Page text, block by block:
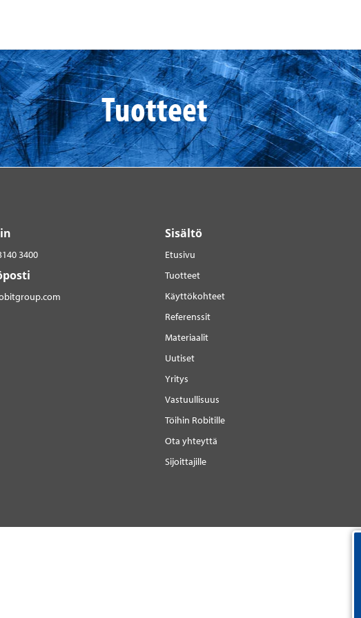
Tuotteet
3400
Sisältö
Etusivu
Tuotteet
Käyttökohteet
Referenssit
Materiaalit
Uutiset
Yritys
Vastuullisuus
Töihin Robitille
Ota yhteyttä
Sijoittajille